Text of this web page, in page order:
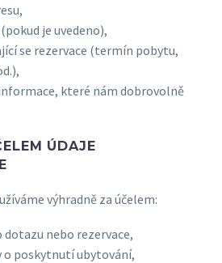
je uvedeno),
se rezervace (termín pobytu,
které nám dobrovolně
ÚDAJE
výhradně za účelem:
dotazu nebo rezervace,
o poskytnutí ubytování,